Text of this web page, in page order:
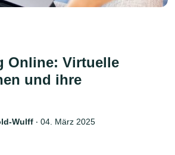
Online: Virtuelle
und ihre
Wulff ‧ 04. März 2025